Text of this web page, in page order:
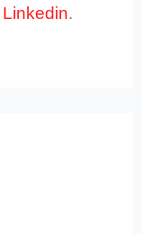
Linkedin.